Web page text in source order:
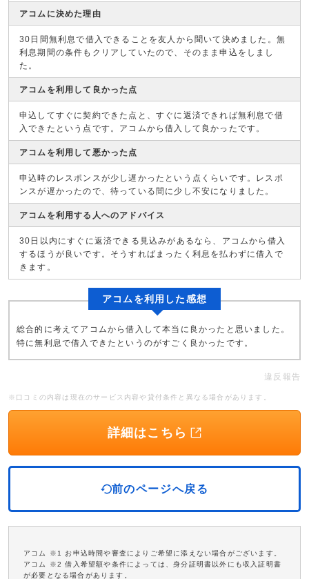
アコムに決めた理由
30日間無利息で借入できることを友人から聞いて決めました。無
利息期間の条件もクリアしていたので、そのまま申込をしまし
た。
アコムを利用して良かった点
申込してすぐに契約できた点と、すぐに返済できれば無利息で借
入できたという点です。アコムから借入して良かったです。
アコムを利用して悪かった点
申込時のレスポンスが少し遅かったという点くらいです。レスポ
ンスが遅かったので、待っている間に少し不安になりました。
アコムを利用する人へのアドバイス
30日以内にすぐに返済できる見込みがあるなら、アコムから借入
するほうが良いです。そうすればまったく利息を払わずに借入で
きます。
アコムを利用した感想
総合的に考えてアコムから借入して本当に良かったと思いました。
特に無利息で借入できたというのがすごく良かったです。
違反報告
※口コミの内容は現在のサービス内容や貸付条件と異なる場合があります。
詳細はこちら
前のページへ戻る
アコム ※1 お申込時間や審査によりご希望に添えない場合がございます。
アコム ※2 借入希望額や条件によっては、身分証明書以外にも収入証明書
が必要となる場合があります。